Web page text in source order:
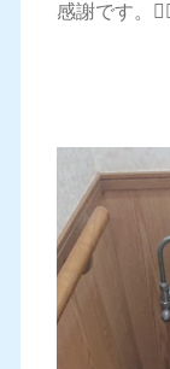
感謝です。